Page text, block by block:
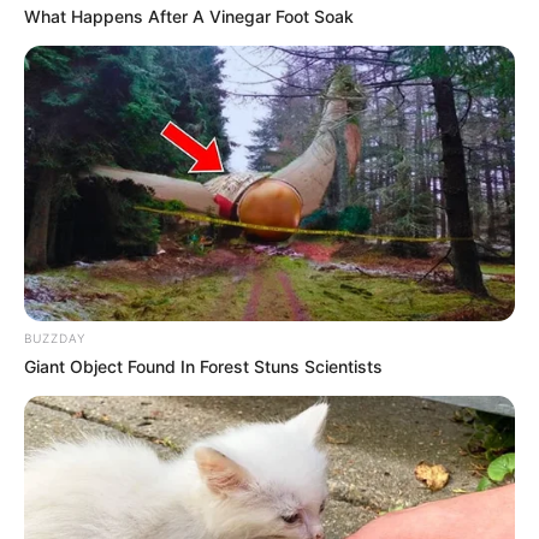
TAGS DREAM FILM KOREA
What Happens After A Vinegar Foot Soak
BUZZDAY
Giant Object Found In Forest Stuns Scientists